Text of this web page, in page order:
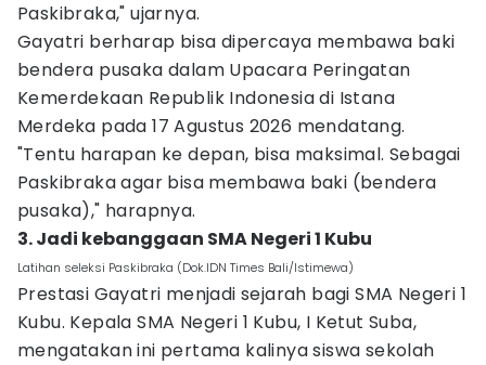
Paskibraka," ujarnya.
Gayatri berharap bisa dipercaya membawa baki
bendera pusaka dalam Upacara Peringatan
Kemerdekaan Republik Indonesia di Istana
Merdeka pada 17 Agustus 2026 mendatang.
"Tentu harapan ke depan, bisa maksimal. Sebagai
Paskibraka agar bisa membawa baki (bendera
pusaka)," harapnya.
3. Jadi kebanggaan SMA Negeri 1 Kubu
Latihan seleksi Paskibraka (Dok.IDN Times Bali/Istimewa)
Prestasi Gayatri menjadi sejarah bagi SMA Negeri 1
Kubu. Kepala SMA Negeri 1 Kubu, I Ketut Suba,
mengatakan ini pertama kalinya siswa sekolah